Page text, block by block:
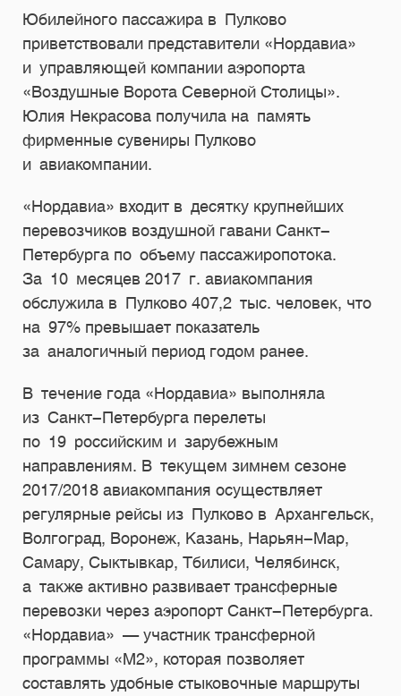
Юбилейного пассажира в Пулково
приветствовали представители «Нордавиа»
и управляющей компании аэропорта
«Воздушные Ворота Северной Столицы».
Юлия Некрасова получила на память
фирменные сувениры Пулково
и авиакомпании.
«Нордавиа» входит в десятку крупнейших
перевозчиков воздушной гавани Санкт-
Петербурга по объему пассажиропотока.
За 10 месяцев 2017 г. авиакомпания
обслужила в Пулково 407,2 тыс. человек, что
на 97% превышает показатель
за аналогичный период годом ранее.
В течение года «Нордавиа» выполняла
из Санкт-Петербурга перелеты
по 19 российским и зарубежным
направлениям. В текущем зимнем сезоне
2017/2018 авиакомпания осуществляет
регулярные рейсы из Пулково в Архангельск,
Волгоград, Воронеж, Казань, Нарьян-Мар,
Самару, Сыктывкар, Тбилиси, Челябинск,
а также активно развивает трансферные
перевозки через аэропорт Санкт-Петербурга.
«Нордавиа» — участник трансферной
программы «М2», которая позволяет
составлять удобные стыковочные маршруты